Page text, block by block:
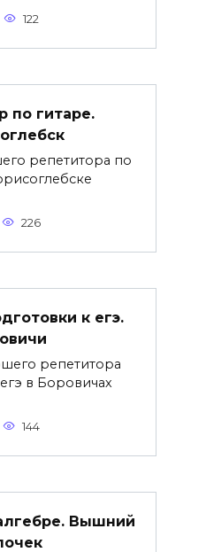
122
по гитаре.
репетитора по
226
к егэ.
репетитора
в Боровичах
144
Вышний